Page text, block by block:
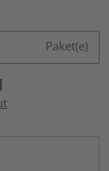
Paket(e)